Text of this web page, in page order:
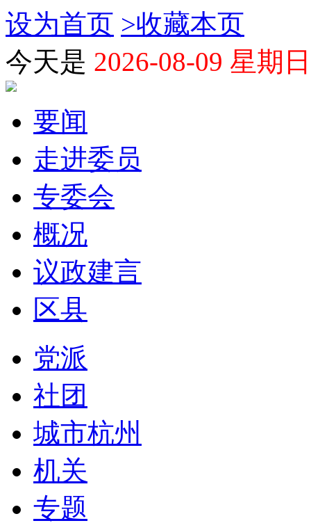
设为首页 >收藏本页
今天是 2026-08-09 星期日
要闻
走进委员
专委会
概况
议政建言
区县
党派
社团
城市杭州
机关
专题